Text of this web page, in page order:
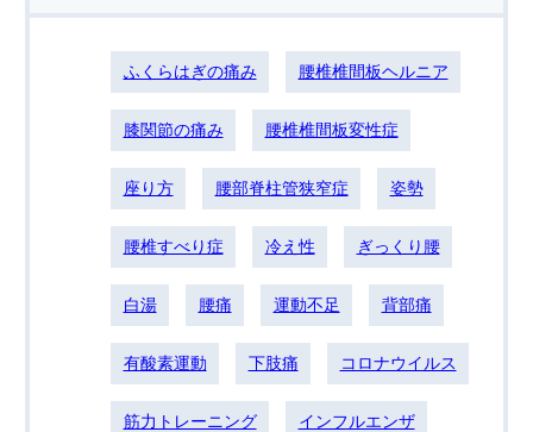
ふくらはぎの痛み 腰椎椎間板ヘルニア
膝関節の痛み 腰椎椎間板変性症
座り方 腰部脊柱管狭窄症 姿勢
腰椎すべり症 冷え性 ぎっくり腰
白湯 腰痛 運動不足 背部痛
有酸素運動 下肢痛 コロナウイルス
筋力トレーニング インフルエンザ